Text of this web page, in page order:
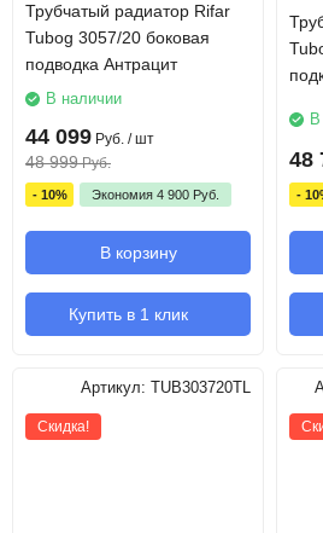
Трубчатый радиатор Rifar
Tubog 3057/20 боковая
подводка Антрацит
В наличии
44 099 Руб. / шт
48 999 Руб.
- 10% Экономия 4 900 Руб.
В корзину
Купить в 1 клик
48
-
Артикул: TUB303720TL
Скидка!